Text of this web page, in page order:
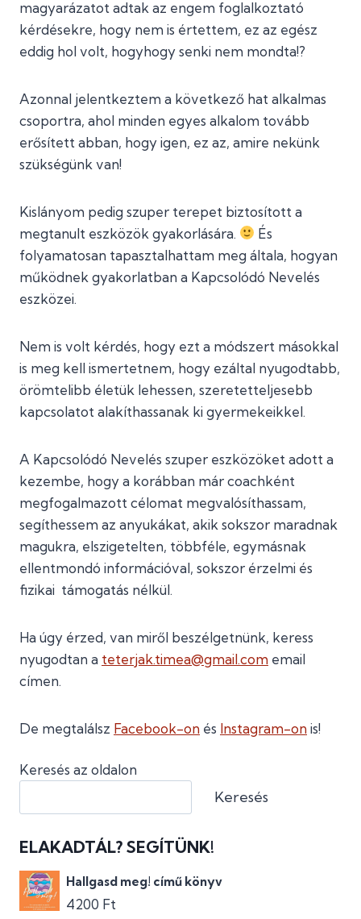
magyarázatot adtak az engem foglalkoztató
kérdésekre, hogy nem is értettem, ez az egész
eddig hol volt, hogyhogy senki nem mondta!?
Azonnal jelentkeztem a következő hat alkalmas
csoportra, ahol minden egyes alkalom tovább
erősített abban, hogy igen, ez az, amire nekünk
szükségünk van!
Kislányom pedig szuper terepet biztosított a
megtanult eszközök gyakorlására.
És
folyamatosan tapasztalhattam meg általa, hogyan
működnek gyakorlatban a Kapcsolódó Nevelés
eszközei.
Nem is volt kérdés, hogy ezt a módszert másokkal
is meg kell ismertetnem, hogy ezáltal nyugodtabb,
örömtelibb életük lehessen, szeretetteljesebb
kapcsolatot alakíthassanak ki gyermekeikkel.
A Kapcsolódó Nevelés szuper eszközöket adott a
kezembe, hogy a korábban már coachként
megfogalmazott célomat megvalósíthassam,
segíthessem az anyukákat, akik sokszor maradnak
magukra, elszigetelten, többféle, egymásnak
ellentmondó információval, sokszor érzelmi és
fizikai támogatás nélkül.
Ha úgy érzed, van miről beszélgetnünk, keress
nyugodtan a teterjak.timea@gmail.com email
címen.
De megtalálsz Facebook-on és Instagram-on is!
Keresés az oldalon
Keresés
ELAKADTÁL? SEGÍTÜNK!
Hallgasd meg! című könyv
4200 Ft